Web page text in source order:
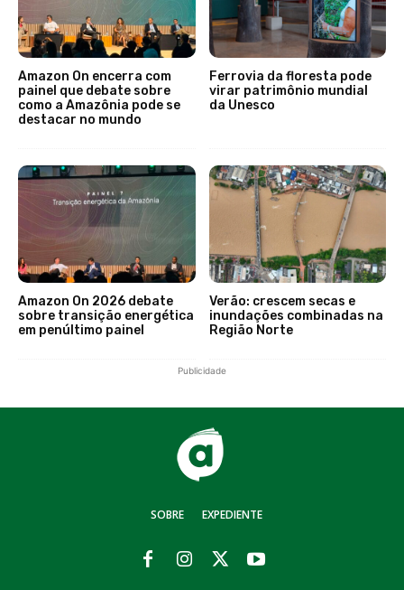
Amazon On encerra com
painel que debate sobre
como a Amazônia pode se
destacar no mundo
Ferrovia da floresta pode
virar patrimônio mundial
da Unesco
Amazon On 2026 debate
sobre transição energética
em penúltimo painel
Verão: crescem secas e
inundações combinadas na
Região Norte
Publicidade
SOBRE EXPEDIENTE